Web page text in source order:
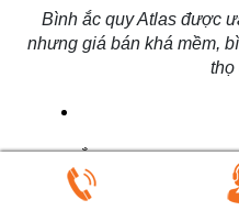
Bình ắc quy Atlas được
nhưng giá bán khá mềm,